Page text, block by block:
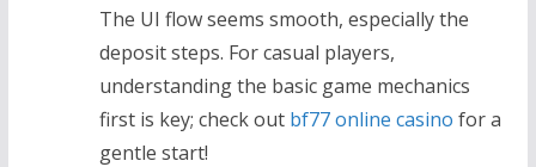
The UI flow seems smooth, especially the
deposit steps. For casual players,
understanding the basic game mechanics
first is key; check out bf77 online casino for a
gentle start!